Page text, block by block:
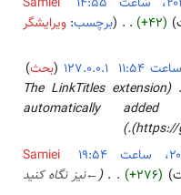
+۴۲
برچسب: ویرایشگر
127.0.0.1 بحث
The LinkTitles extension
automatically
(https://
Samiei
+۲۷۶ ←نیز نگاه کنید